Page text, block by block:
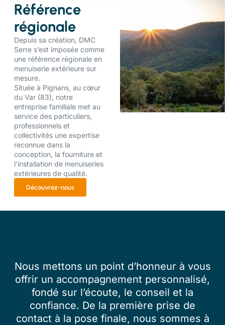
Référence
régionale
Depuis sa création, DMC
Serre s’est imposée comme
une référence régionale en
menuiserie extérieure sur
mesure.
Située à Pignans, au cœur
du Var (83), notre
entreprise familiale met au
service des particuliers,
professionnels et
collectivités une expertise
reconnue dans la
conception, la fourniture et
l’installation de menuiseries
extérieures de qualité.
Découvrez-nous
Nous mettons un point d’honneur à vous
offrir un accompagnement personnalisé,
fondé sur l’écoute, le conseil et la
confiance. De la première prise de
contact à la pose finale, nous sommes à